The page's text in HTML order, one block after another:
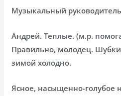
Музыкальный
Андрей. Теплые. (м.р.
Правильно, молодец.
зимой холодно.
Ясное, насыщенно-голубое